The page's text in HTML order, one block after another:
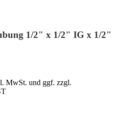
1/2" x 1/2" IG x 1/2"
MwSt. und ggf. zzgl.